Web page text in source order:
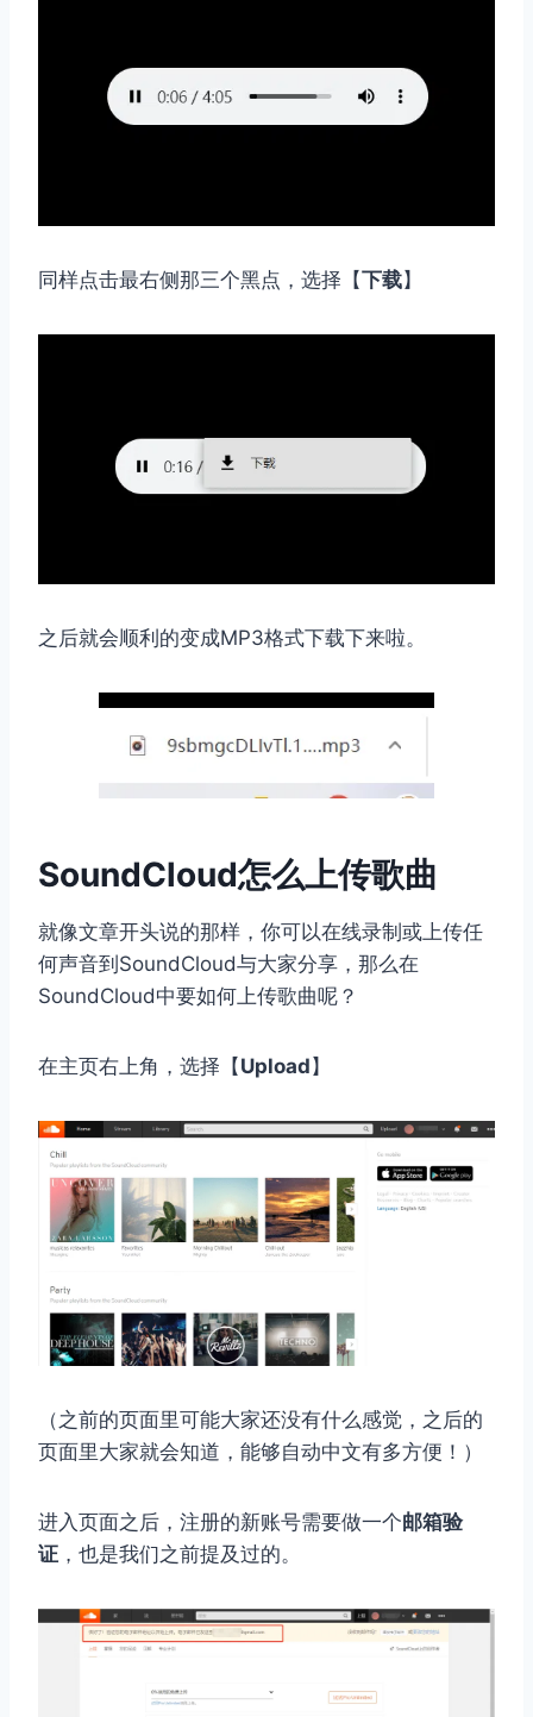
同样点击最右侧那三个黑点，选择【下载】
之后就会顺利的变成MP3格式下载下来啦。
SoundCloud怎么上传歌曲
就像文章开头说的那样，你可以在线录制或上传任
何声音到SoundCloud与大家分享，那么在
SoundCloud中要如何上传歌曲呢？
在主页右上角，选择【Upload】
（之前的页面里可能大家还没有什么感觉，之后的
页面里大家就会知道，能够自动中文有多方便！）
进入页面之后，注册的新账号需要做一个邮箱验
证 ，也是我们之前提及过的。